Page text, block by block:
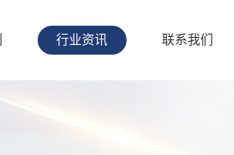
行业资讯 联系我们